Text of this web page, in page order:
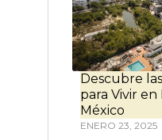
Descubre
para Vivir
México
ENERO 23, 2025